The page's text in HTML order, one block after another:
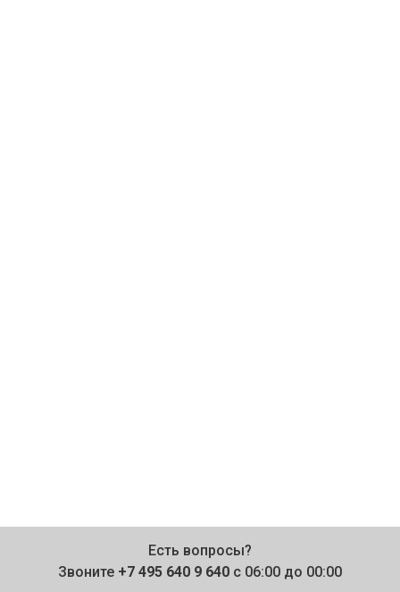
Есть вопросы?
Звоните +7 495 640 9 640 с 06:00 до 00:00